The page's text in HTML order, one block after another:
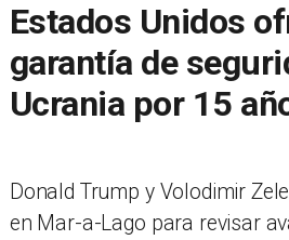
Estados Unidos
garantía de
Ucrania por 15
Donald Trump y Volodimir
en Mar-a-Lago para revisar